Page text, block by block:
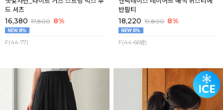
드 셔츠
16,380 17,800 8%
F(44-77)
반팔티
18,220 19,800 8%
F(44-66반)